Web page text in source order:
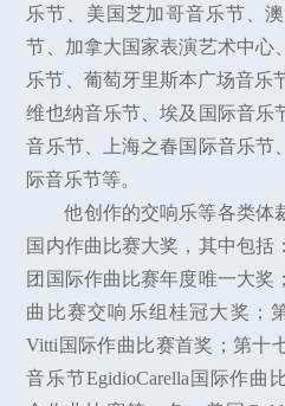
乐节、美国芝加哥音乐节、
节、加拿大国家表演艺术中心
乐节、葡萄牙里斯本广场音乐
维也纳音乐节、埃及国际音乐
音乐节、上海之春国际音乐节
际音乐节等。
他创作的交响乐等各类体
国内作曲比赛大奖，其中包括
团国际作曲比赛年度唯一大奖
曲比赛交响乐组桂冠大奖；
Vitti国际作曲比赛首奖；第十
音乐节EgidioCarella国际作曲